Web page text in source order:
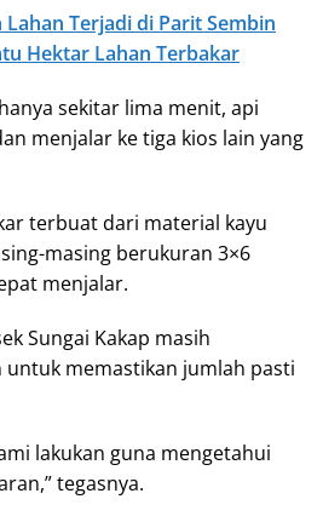
Lahan Terjadi di Parit Sembin
Hektar Lahan Terbakar
sekitar lima menit, api
menjalar ke tiga kios lain yang
terbuat dari material kayu
masing berukuran 3×6
menjalar.
Sungai Kakap masih
untuk memastikan jumlah pasti
lakukan guna mengetahui
tegasnya.